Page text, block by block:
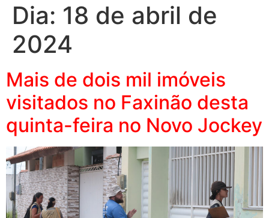
Dia: 18 de abril de
2024
Mais de dois mil imóveis
visitados no Faxinão desta
quinta-feira no Novo Jockey